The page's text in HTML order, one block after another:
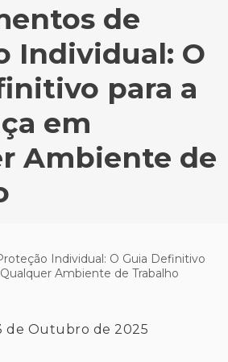
de
Individual: O
para a
em
Ambiente de
de Outubro de 2025